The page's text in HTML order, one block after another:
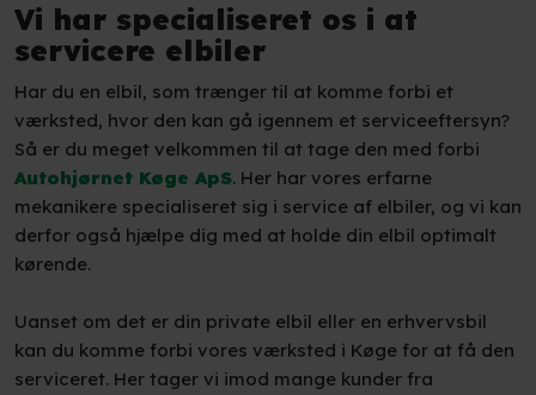
Vi har specialiseret os i at
servicere elbiler
Har du en elbil, som trænger til at komme forbi et
værksted, hvor den kan gå igennem et serviceeftersyn?
Så er du meget velkommen til at tage den med forbi
Autohjørnet Køge ApS. Her har vores erfarne
mekanikere specialiseret sig i service af elbiler, og vi kan
derfor også hjælpe dig med at holde din elbil optimalt
kørende.
Uanset om det er din private elbil eller en erhvervsbil
kan du komme forbi vores værksted i Køge for at få den
serviceret. Her tager vi imod mange kunder fra